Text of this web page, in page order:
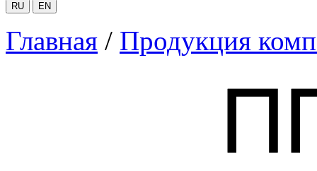
RU EN
Главная / Продукция